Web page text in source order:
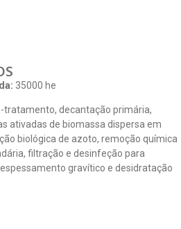
35000 he
tratamento, decantação primária,
ativadas de biomassa dispersa em
biológica de azoto, remoção química
filtração e desinfeção para
gravítico e desidratação